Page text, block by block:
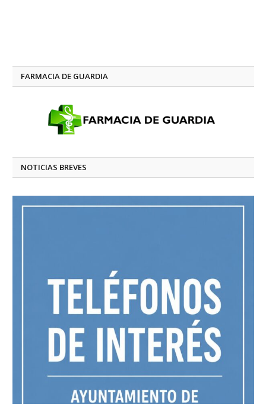
FARMACIA DE GUARDIA
NOTICIAS BREVES